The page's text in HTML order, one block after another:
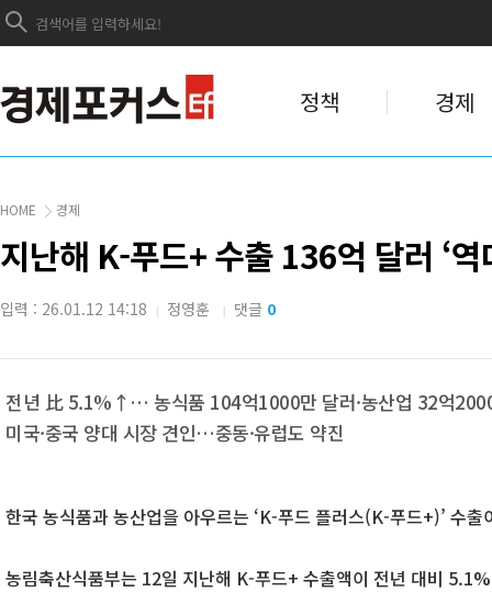
정책 경제
HOME 경제
지난해 K-푸드+ 수출 136억 달러 ‘
입력 : 26.01.12 14:18 | 정영훈 | 댓글 0
전년 比 5.1%↑… 농식품 104억1000만 달러·농산업 32억
미국·중국 양대 시장 견인…중동·유럽도 약진
한국 농식품과 농산업을 아우르는 ‘K-푸드 플러스(K-푸드+)’ 수
농림축산식품부는 12일 지난해 K-푸드+ 수출액이 전년 대비